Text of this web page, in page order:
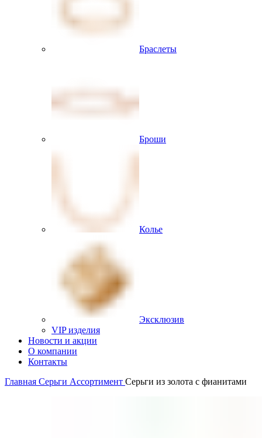
Браслеты
Броши
Колье
Эксклюзив
VIP изделия
Новости и акции
О компании
Контакты
Главная Серьги Ассортимент Серьги из золота с фианитами